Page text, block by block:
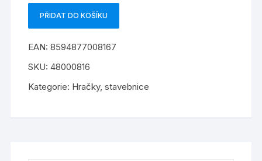
Model
D3
15,4x19,2cm
krabici
PŘIDAT DO KOŠÍKU
EAN:8594877008167
SKU:48000816
Kategorie: Hračky,stavebnice